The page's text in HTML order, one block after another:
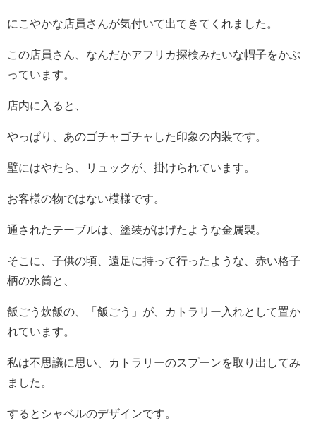
にこやかな店員さんが気付いて出てきてくれました。
この店員さん、なんだかアフリカ探検みたいな帽子をかぶ
っています。
店内に入ると、
やっぱり、あのゴチャゴチャした印象の内装です。
壁にはやたら、リュックが、掛けられています。
お客様の物ではない模様です。
通されたテーブルは、塗装がはげたような金属製。
そこに、子供の頃、遠足に持って行ったような、赤い格子
柄の水筒と、
飯ごう炊飯の、「飯ごう」が、カトラリー入れとして置か
れています。
私は不思議に思い、カトラリーのスプーンを取り出してみ
ました。
するとシャベルのデザインです。